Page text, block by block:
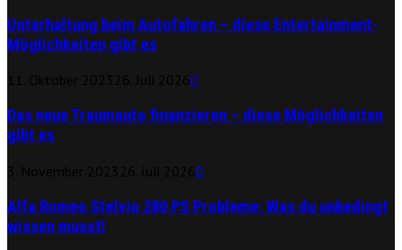
Unterhaltung beim Autofahren – diese Entertainment-
Möglichkeiten gibt es
0
Das neue Traumauto finanzieren – diese Möglichkeiten
gibt es
0
Alfa Romeo Stelvio 280 PS Probleme: Was du unbedingt
wissen musst!